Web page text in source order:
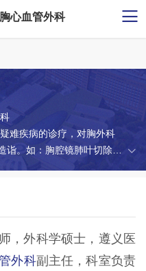
胸心血管外科
难疾病的诊疗，对胸外科
诣。如：胸腔镜肺叶切除
术、胸腔镜肺癌根治术、胸
除胸廓重建术等。
，外科学硕士，遵义医
外科副主任，科室负责